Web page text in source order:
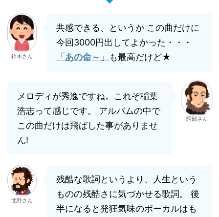
鈴木さん
共感できる、というか この曲だけに
今回3000円出してよかった・・・
「あの命～」
も最高だけど★
メロディが秀逸ですね。これぞ稲葉
浩志って感じです。 アルバムの中で
この曲だけは飛ばした事がありませ
ん!
阿部さん
北野さん
残酷な歌詞というより、人生という
ものの残酷さに気づかせる歌詞。 後
半になると発狂気味のボーカルはも